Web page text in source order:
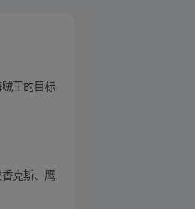
王的目标
克斯、鹰